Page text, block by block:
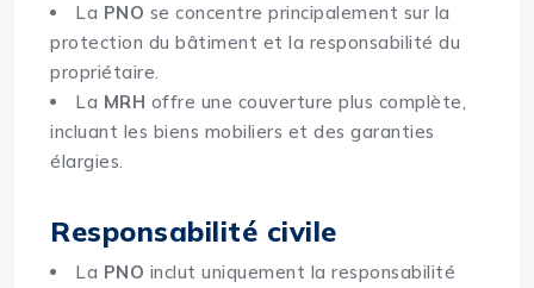
La PNO se concentre principalement sur la
protection du bâtiment et la responsabilité du
propriétaire.
La MRH offre une couverture plus complète,
incluant les biens mobiliers et des garanties
élargies.
Responsabilité civile
La PNO inclut uniquement la responsabilité